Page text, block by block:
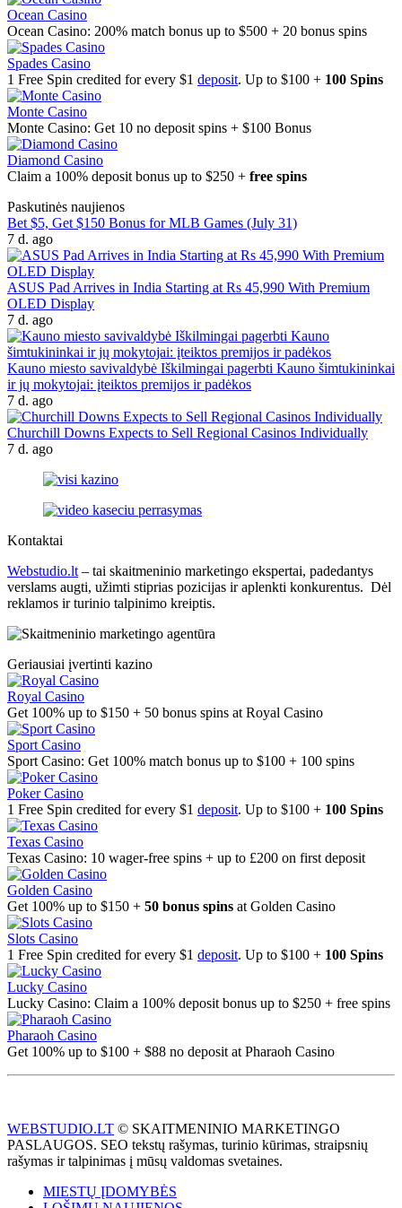
Ocean Casino
Ocean Casino: 200% match bonus up to $500 + 20 bonus spins
Spades Casino
1 Free Spin credited for every $1 deposit. Up to $100 + 100 Spins
Monte Casino
Monte Casino: Get 10 no deposit spins + $100 Bonus
Diamond Casino
Claim a 100% deposit bonus up to $250 + free spins
Paskutinės naujienos
Bet $5, Get $150 Bonus for MLB Games (July 31)
7 d. ago
ASUS Pad Arrives in India Starting at Rs 45,990 With Premium
OLED Display
7 d. ago
Kauno miesto savivaldybė Iškilmingai pagerbti Kauno šimtukininkai
ir jų mokytojai: įteiktos premijos ir padėkos
7 d. ago
Churchill Downs Expects to Sell Regional Casinos Individually
7 d. ago
Kontaktai
Webstudio.lt – tai skaitmeninio marketingo ekspertai, padedantys
verslams augti, užimti stiprias pozicijas ir aplenkti konkurentus. Dėl
reklamos ir turinio talpinimo kreiptis.
Geriausiai įvertinti kazino
Royal Casino
Get 100% up to $150 + 50 bonus spins at Royal Casino
Sport Casino
Sport Casino: Get 100% match bonus up to $100 + 100 spins
Poker Casino
1 Free Spin credited for every $1 deposit. Up to $100 + 100 Spins
Texas Casino
Texas Casino: 10 wager-free spins + up to £200 on first deposit
Golden Casino
Get 100% up to $150 + 50 bonus spins at Golden Casino
Slots Casino
1 Free Spin credited for every $1 deposit. Up to $100 + 100 Spins
Lucky Casino
Lucky Casino: Claim a 100% deposit bonus up to $250 + free spins
Pharaoh Casino
Get 100% up to $100 + $88 no deposit at Pharaoh Casino
WEBSTUDIO.LT © SKAITMENINIO MARKETINGO
PASLAUGOS. SEO tekstų rašymas, turinio kūrimas, straipsnių
rašymas ir talpinimas į mūsų valdomas svetaines.
MIESTŲ ĮDOMYBĖS